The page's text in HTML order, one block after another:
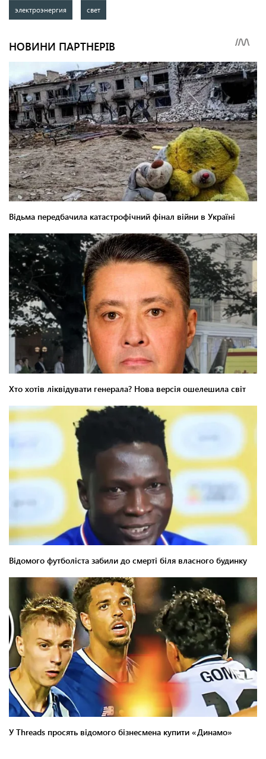
электроэнергия свет